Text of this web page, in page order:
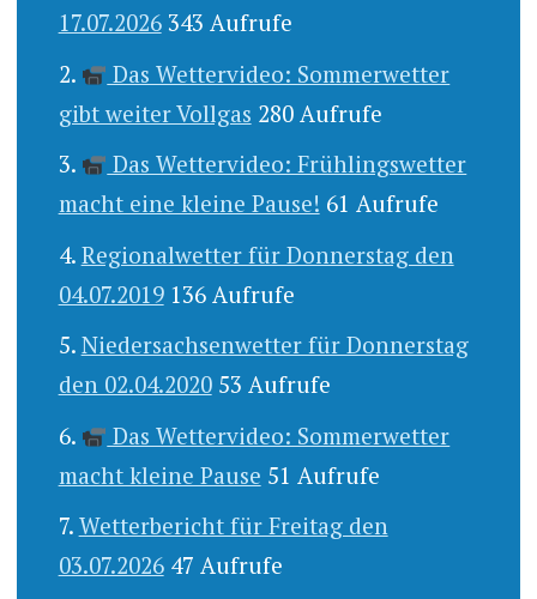
17.07.2026 343 Aufrufe
Das Wettervideo: Sommerwetter
gibt weiter Vollgas 280 Aufrufe
Das Wettervideo: Frühlingswetter
macht eine kleine Pause! 61 Aufrufe
Regionalwetter für Donnerstag den
04.07.2019 136 Aufrufe
Niedersachsenwetter für Donnerstag
den 02.04.2020 53 Aufrufe
Das Wettervideo: Sommerwetter
macht kleine Pause 51 Aufrufe
Wetterbericht für Freitag den
03.07.2026 47 Aufrufe